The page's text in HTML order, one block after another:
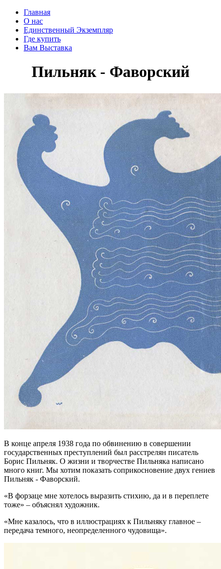
Главная
О нас
Единственный Экземпляр
Где купить
Вам Выставка
Пильняк - Фаворский
В конце апреля 1938 года по обвинению в совершении
государственных преступлений был расстрелян писатель
Борис Пильняк. О жизни и творчестве Пильняка написано
много книг. Мы хотим показать соприкосновение двух гениев
Пильняк - Фаворский.
«В форзаце мне хотелось выразить стихию, да и в переплете
тоже» – объяснял художник.
«Мне казалось, что в иллюстрациях к Пильняку главное –
передача темного, неопределенного чудовища».